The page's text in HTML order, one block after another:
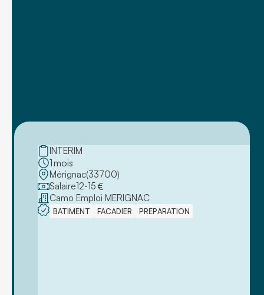
INTERIM
1mois
Mérignac(33700)
Salaire12-15 €
Camo Emploi MERIGNAC
BATIMENT FACADIER PREPARATION